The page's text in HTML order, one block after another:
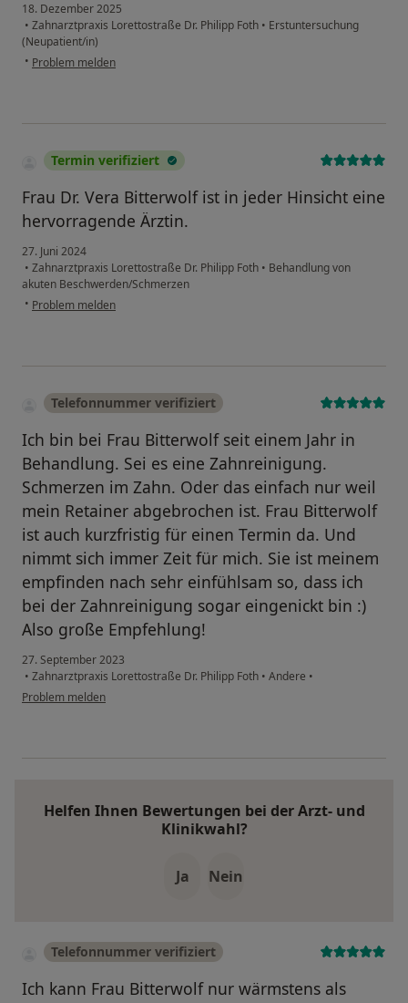
18. Dezember 2025
• Zahnarztpraxis Lorettostraße Dr. Philipp Foth • Erstuntersuchung
(Neupatient/in)
• Problem melden
Termin verifiziert
Frau Dr. Vera Bitterwolf ist in jeder Hinsicht eine
hervorragende Ärztin.
27. Juni 2024
• Zahnarztpraxis Lorettostraße Dr. Philipp Foth • Behandlung von
akuten Beschwerden/Schmerzen
• Problem melden
Telefonnummer verifiziert
Ich bin bei Frau Bitterwolf seit einem Jahr in
Behandlung. Sei es eine Zahnreinigung.
Schmerzen im Zahn. Oder das einfach nur weil
mein Retainer abgebrochen ist. Frau Bitterwolf
ist auch kurzfristig für einen Termin da. Und
nimmt sich immer Zeit für mich. Sie ist meinem
empfinden nach sehr einfühlsam so, dass ich
bei der Zahnreinigung sogar eingenickt bin :)
Also große Empfehlung!
27. September 2023
• Zahnarztpraxis Lorettostraße Dr. Philipp Foth • Andere •
Problem melden
Helfen Ihnen Bewertungen bei der Arzt- und
Klinikwahl?
Ja Nein
Telefonnummer verifiziert
Ich kann Frau Bitterwolf nur wärmstens als